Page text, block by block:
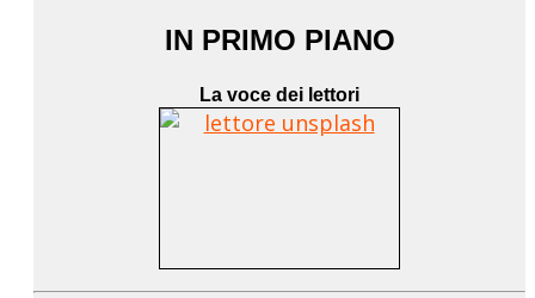
IN PRIMO PIANO
La voce dei lettori